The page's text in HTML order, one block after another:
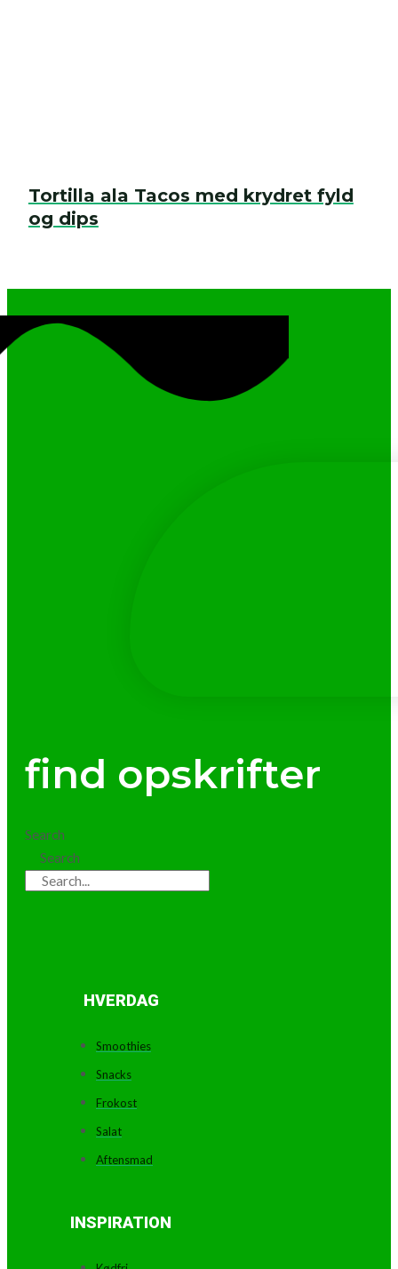
Tortilla ala Tacos med krydret fyld
og dips
find opskrifter
Search
Search
HVERDAG
Smoothies
Snacks
Frokost
Salat
Aftensmad
INSPIRATION